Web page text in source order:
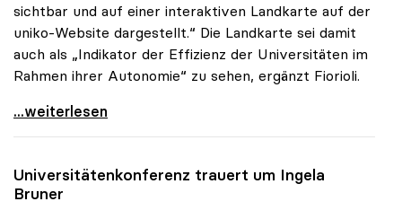
sichtbar und auf einer interaktiven Landkarte auf der
uniko-Website dargestellt.“ Die Landkarte sei damit
auch als „Indikator der Effizienz der Universitäten im
Rahmen ihrer Autonomie“ zu sehen, ergänzt Fiorioli.
uniko-Landkarte erhöht Sichtbarkeit der
...weiterlesen
Universitätenkonferenz trauert um Ingela
Bruner